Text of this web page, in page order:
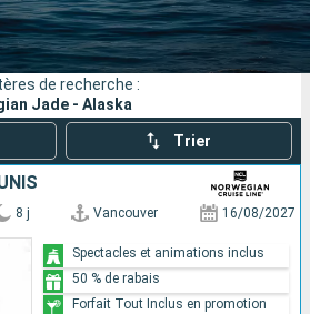
Compagnies
Rechercher
de recherche :
Jade - Alaska
Trier
8 j Vancouver 16/08/2027
Spectacles et animations inclus
50 % de rabais
Forfait Tout Inclus en promotion